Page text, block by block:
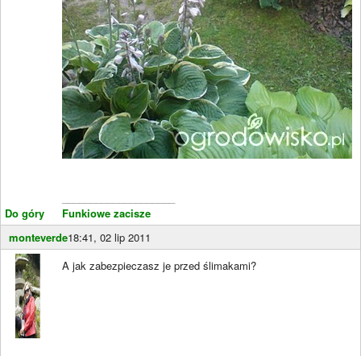
Do góry
Funkiowe zacisze
monteverde18:41, 02 lip 2011
A jak zabezpieczasz je przed ślimakami?